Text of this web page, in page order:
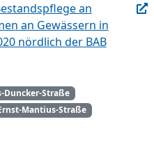
an
an Gewässern in
nördlich der BAB
Duncker-Straße
Mantius-Straße